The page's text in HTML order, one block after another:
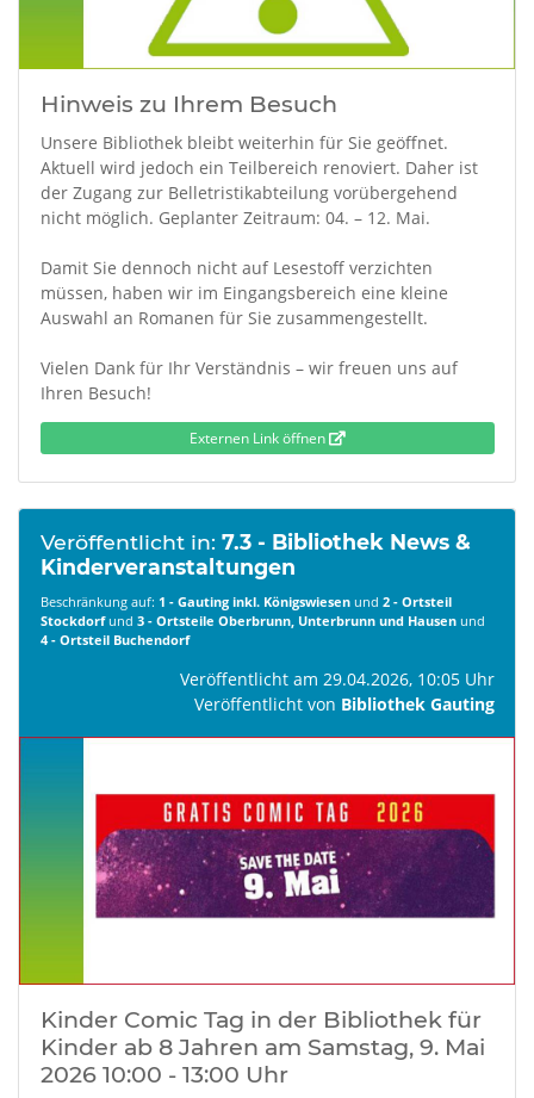
Hinweis zu Ihrem Besuch
Unsere Bibliothek bleibt weiterhin für Sie geöffnet.
Aktuell wird jedoch ein Teilbereich renoviert. Daher ist
der Zugang zur Belletristikabteilung vorübergehend
nicht möglich. Geplanter Zeitraum: 04. – 12. Mai.
Damit Sie dennoch nicht auf Lesestoff verzichten
müssen, haben wir im Eingangsbereich eine kleine
Auswahl an Romanen für Sie zusammengestellt.
Vielen Dank für Ihr Verständnis – wir freuen uns auf
Ihren Besuch!
Externen Link öffnen
Veröffentlicht in: 7.3 - Bibliothek News &
Kinderveranstaltungen
Beschränkung auf: 1 - Gauting inkl. Königswiesen und 2 - Ortsteil
Stockdorf und 3 - Ortsteile Oberbrunn, Unterbrunn und Hausen und
4 - Ortsteil Buchendorf
Veröffentlicht am 29.04.2026, 10:05 Uhr
Veröffentlicht von Bibliothek Gauting
Kinder Comic Tag in der Bibliothek für
Kinder ab 8 Jahren am Samstag, 9. Mai
2026 10:00 - 13:00 Uhr